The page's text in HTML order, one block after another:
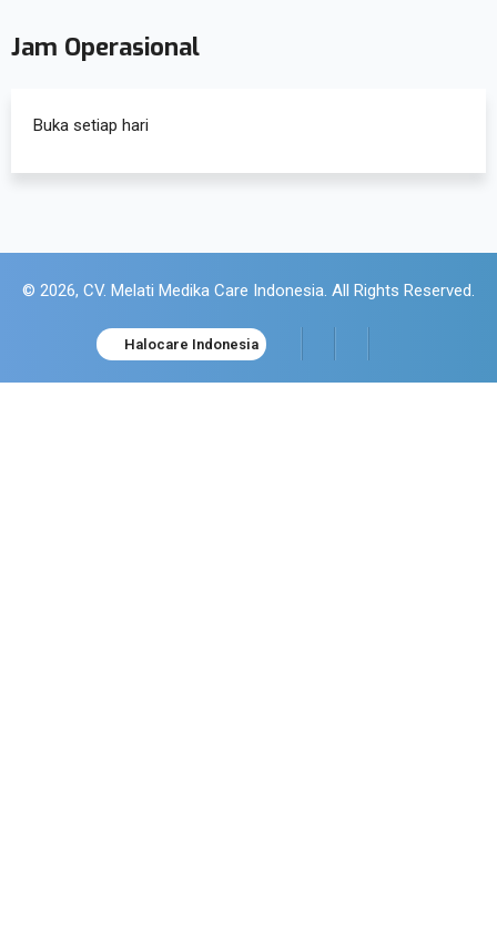
Jam Operasional
Buka setiap hari
© 2026, CV. Melati Medika Care Indonesia. All Rights Reserved.
Halocare Indonesia